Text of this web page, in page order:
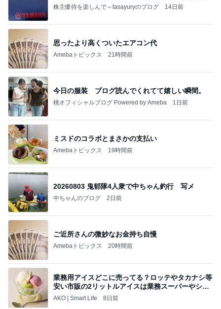
株主優待を楽しんで～tasayuryのブログ 14日前
思ったより高くついたエアコン代
Amebaトピックス 21時間前
今日の服装 ブログ読んでくれてて嬉しい瞬間。
桃オフィシャルブログ Powered by Ameba 1日前
ミスドのコラボとまさかの支払い
Amebaトピックス 19時間前
20260803 鬼郁隊4人衆で中ちゃん釣行 写メ
中ちゃんのブログ 2日前
ご近所さんの微妙なお金持ち自慢
Amebaトピックス 20時間前
業務用アイスどこに売ってる？ロッテやタカナシ等
安い市販の2リットルアイスは業務スーパーやシャ
トレ
AKO | Smart Life 8日前